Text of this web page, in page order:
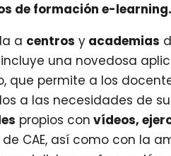
de formación e-learning.
a centros y academias
incluye una novedosa
que permite a los
a las necesidades de
propios con vídeos,
de CAE, así como con la